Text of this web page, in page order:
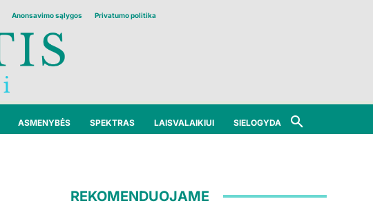
Anonsavimo sąlygos Privatumo politika
ASMENYBĖS SPEKTRAS LAISVALAIKIUI SIELOGYDA
REKOMENDUOJAME